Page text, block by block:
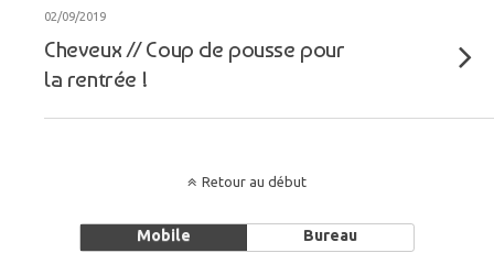
02/09/2019
Cheveux // Coup de pousse pour
la rentrée !
Retour au début
Mobile Bureau